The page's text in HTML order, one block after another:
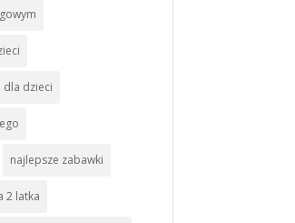
dla dzieci
najlepsze zabawki
2 latka